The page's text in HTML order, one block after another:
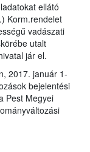
ellátó
Korm.rendelet
vadászati
utalt
jár el.
2017. január 1-
bejelentési
Pest Megyei